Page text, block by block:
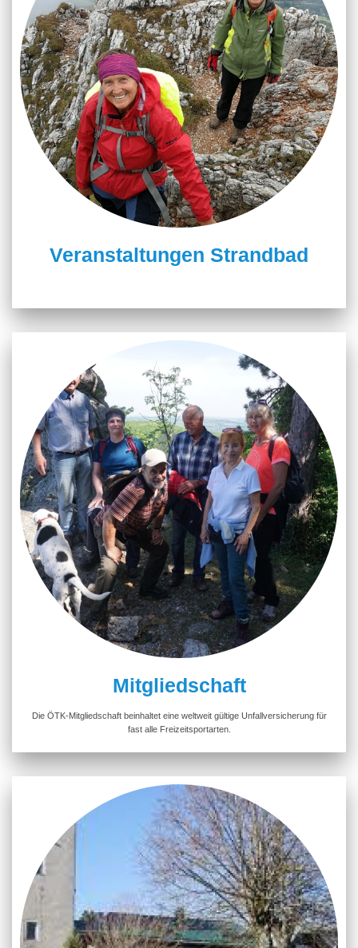
Veranstaltungen Strandbad
Mitgliedschaft
Die ÖTK-Mitgliedschaft beinhaltet eine weltweit gültige Unfallversicherung für
fast alle Freizeitsportarten.